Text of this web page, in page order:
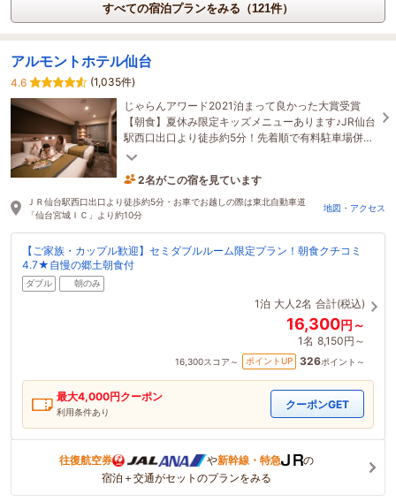
すべての宿泊プランをみる（121件）
アルモントホテル仙台
4.6
(1,035件)
じゃらんアワード2021泊まって良かった大賞受賞
【朝食】夏休み限定キッズメニューあります♪JR仙台
駅西口出口より徒歩約5分！先着順で有料駐車場併設
しています（高さ2M・幅1.85・全長5M）
2名がこの宿を見ています
2時間前に予約されました
ＪＲ仙台駅西口出口より徒歩約5分・お車でお越しの際は東北自動車道
「仙台宮城ＩＣ」より約10分
地図・アクセス
【ご家族・カップル歓迎】セミダブルルーム限定プラン！朝食クチコミ
4.7★自慢の郷土朝食付
ダブル 朝のみ
1泊 大人2名 合計(税込)
16,300円～
1名 8,150円～
16,300スコア～ ポイントUP 326ポイント～
最大4,000円クーポン
利用条件あり
クーポンGET
往復航空券 や新幹線・特急
の
宿泊＋交通がセットのプランをみる